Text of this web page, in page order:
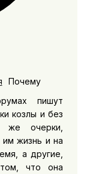
Почему
пишут
козлы и без
же очерки,
жизнь и на
а другие,
что она